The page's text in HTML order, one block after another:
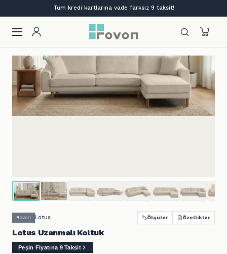
Tüm kredi kartlarına vade farksız 9 taksit!
Rovon Lotus Ölçüler Özellikler
Lotus Uzanmalı Koltuk
Peşin Fiyatına 9 Taksit